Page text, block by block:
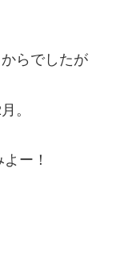
らでしたが
。
ー！